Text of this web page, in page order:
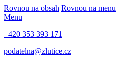
Rovnou na obsah Rovnou na menu
Menu
+420 353 393 171
podatelna@zlutice.cz